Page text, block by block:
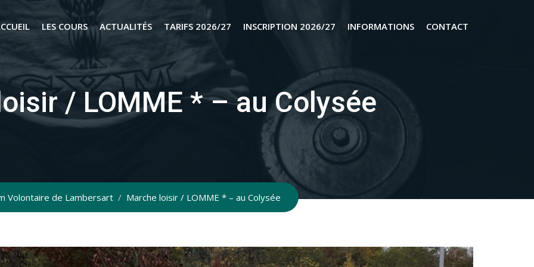
LES COURS ACTUALITÉS TARIFS 2026/27 INSCRIPTION 2026/27 INFORMATIONS CONTACT
/ LOMME * – au Colysée
Volontaire de Lambersart / Marche loisir / LOMME * – au Colysée